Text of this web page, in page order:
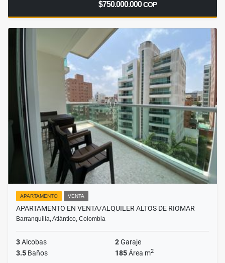
$750.000.000COP
APARTAMENTO VENTA
APARTAMENTO EN VENTA/ALQUILER ALTOS DE RIOMAR
Barranquilla, Atlántico, Colombia
3Alcobas 2Garaje
3.5 Baños 185Área m2